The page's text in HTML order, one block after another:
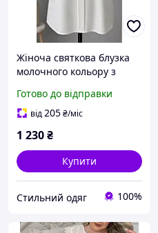
Жіноча святкова блузка
молочного кольору з
(42 54)
Готово до відправки
від205₴/міс
1 230₴
Купити
Стильний одяг 100%